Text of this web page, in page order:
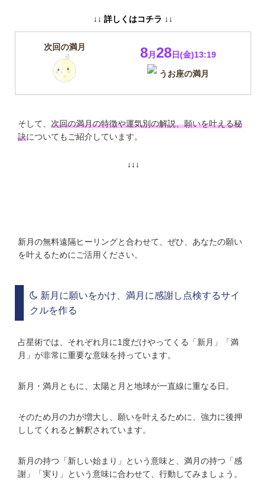
↓↓ 詳しくはコチラ ↓↓
次回の満月 8月 28日(金)13:19
うお座の満月
そして、 次回の満月の特徴や運気別の解説、願いを叶える秘
訣についてもご紹介しています。
↓↓↓
新月の無料遠隔ヒーリングと合わせて、ぜひ、あなたの願い
を叶えるためにご活用ください。
新月に願いをかけ、満月に感謝し点検するサイ
クルを作る
占星術では、それぞれ月に1度だけやってくる「新月」「満
月」が非常に重要な意味を持っています。
新月・満月ともに、太陽と月と地球が一直線に重なる日。
そのため月の力が増大し、願いを叶えるために、強力に後押
ししてくれると解釈されています。
新月の持つ「新しい始まり」という意味と、満月の持つ「感
謝」「実り」という意味に合わせて、行動してみましょう。